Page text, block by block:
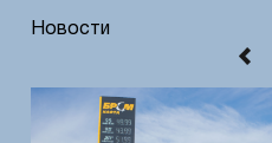
Новости